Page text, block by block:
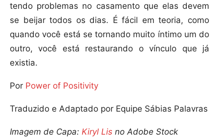
tendo problemas no casamento que elas devem
se beijar todos os dias. É fácil em teoria, como
quando você está se tornando muito íntimo um do
outro, você está restaurando o vínculo que já
existia.
Por Power of Positivity
Traduzido e Adaptado por Equipe Sábias Palavras
Imagem de Capa: Kiryl Lis no Adobe Stock